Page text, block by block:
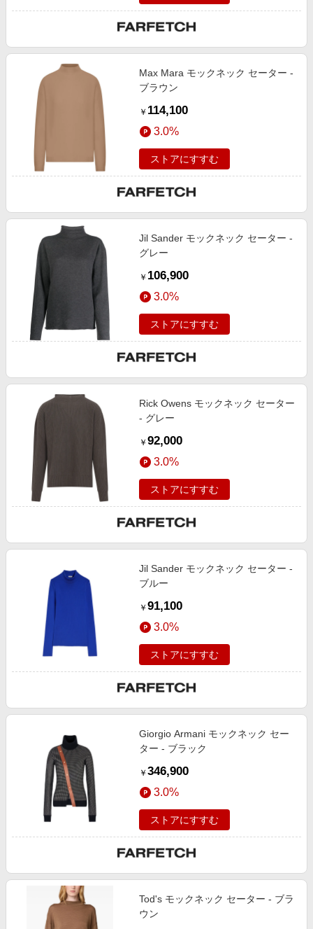
Max Mara モックネック セーター -
ブラウン
￥ 114,100
3.0%
ストアにすすむ
Jil Sander モックネック セーター -
グレー
￥ 106,900
3.0%
ストアにすすむ
Rick Owens モックネック セーター
- グレー
￥ 92,000
3.0%
ストアにすすむ
Jil Sander モックネック セーター -
ブルー
￥ 91,100
3.0%
ストアにすすむ
Giorgio Armani モックネック セー
ター - ブラック
￥ 346,900
3.0%
ストアにすすむ
Tod's モックネック セーター - ブラ
ウン